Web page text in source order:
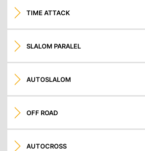
TIME ATTACK
SLALOM PARALEL
AUTOSLALOM
OFF ROAD
AUTOCROSS